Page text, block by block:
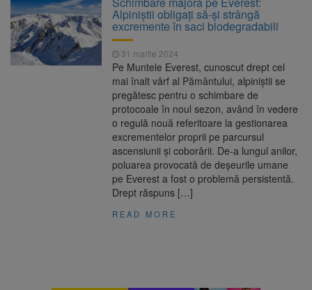
Ormeniș
6 august 2026
AUR a lansat platforma
suspeND.ro pentru urmărirea inițiativei de
suspendare a președintelui Nicușor Dan
6 august 2026
Înalta Curte analizează
dosarul lui Călin Georgescu și Horațiu Potra.
Judecătorii decid dacă începe procesul
Strategia națională pentru
biodiversitate 2026-2030, adoptată de Senat.
Proiectul merge la promulgare
Alpiniștii obligați să-și strângă
excremente în saci biodegradabili
31 martie 2024
Pe Muntele Everest, cunoscut drept cel
mai înalt vârf al Pământului, alpiniștii se
pregătesc pentru o schimbare de
protocoale în noul sezon, având în vedere
o regulă nouă referitoare la gestionarea
excrementelor proprii pe parcursul
ascensiunii și coborârii. De-a lungul anilor,
poluarea provocată de deșeurile umane
pe Everest a fost o problemă persistentă.
Drept răspuns […]
READ MORE